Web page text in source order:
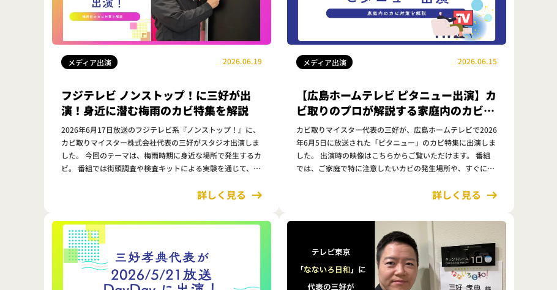
メディア出演 2026.06.19
フジテレビ ノンストップ！に三好が出
演！身近に潜む梅雨のカビ特集を解説
2026年6月17日放送のフジテレビ系『ノンストップ！』に、
カビ取りマイスター株式会社代表の三好がスタジオ出演しま
した。 今回のテーマは、梅雨時期に身近な場所で発生するカ
ビ。 番組では街頭調査や検査キットによる実験を通じて、ス
詳しく見る
メディア出演 2026.06.15
【広島ホームテレビ ピタニュー出演】カ
ビ取りのプロが解説する家庭内のカビ対
策とは？
カビ取りマイスター代表の三好が、広島ホームテレビで2026
年6月5日に放送された「ピタニュー」のカビ特集に出演しま
した。 出演時の映像はこちらからご覧いただけます。 番組
では、ご家庭で特に注意したいカビの発生場所や、すぐに実
詳しく見る